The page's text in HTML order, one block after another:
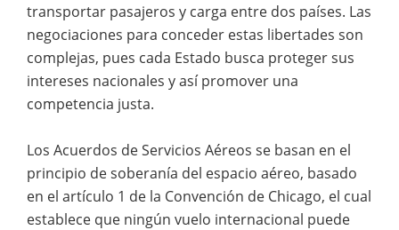
transportar pasajeros y carga entre dos países. Las
negociaciones para conceder estas libertades son
complejas, pues cada Estado busca proteger sus
intereses nacionales y así promover una
competencia justa.
Los Acuerdos de Servicios Aéreos se basan en el
principio de soberanía del espacio aéreo, basado
en el artículo 1 de la Convención de Chicago, el cual
establece que ningún vuelo internacional puede